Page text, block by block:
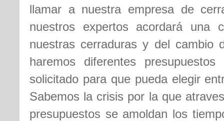
llamar a nuestra empresa de
nuestros expertos acordará
nuestras cerraduras y del cambio
haremos diferentes
solicitado para que pueda elegir
Sabemos la crisis por la que
presupuestos se amoldan los